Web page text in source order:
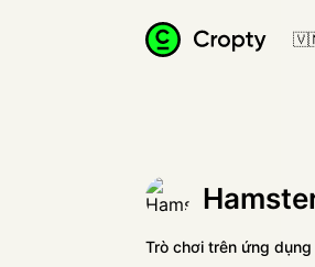
Trò chơi trên ứng